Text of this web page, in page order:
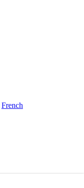
French